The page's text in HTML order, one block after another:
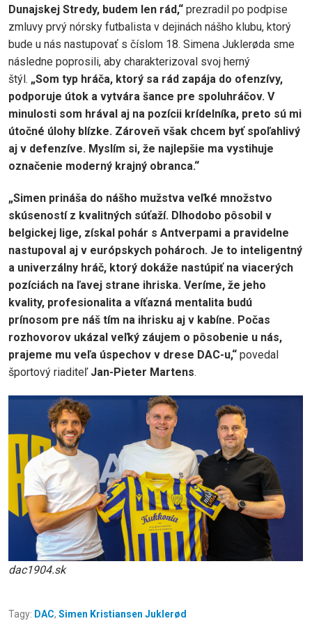
Dunajskej Stredy, budem len rád,“ prezradil po podpise
zmluvy prvý nórsky futbalista v dejinách nášho klubu, ktorý
bude u nás nastupovať s číslom 18. Simena Juklerøda sme
následne poprosili, aby charakterizoval svoj herný
štýl. „Som typ hráča, ktorý sa rád zapája do ofenzívy,
podporuje útok a vytvára šance pre spoluhráčov. V
minulosti som hrával aj na pozícii krídelníka, preto sú mi
útočné úlohy blízke. Zároveň však chcem byť spoľahlivý
aj v defenzíve. Myslím si, že najlepšie ma vystihuje
označenie moderný krajný obranca.“
„Simen prináša do nášho mužstva veľké množstvo
skúseností z kvalitných súťaží. Dlhodobo pôsobil v
belgickej lige, získal pohár s Antverpami a pravidelne
nastupoval aj v európskych pohároch. Je to inteligentný
a univerzálny hráč, ktorý dokáže nastúpiť na viacerých
pozíciách na ľavej strane ihriska. Veríme, že jeho
kvality, profesionalita a víťazná mentalita budú
prínosom pre náš tím na ihrisku aj v kabíne. Počas
rozhovorov ukázal veľký záujem o pôsobenie u nás,
prajeme mu veľa úspechov v drese DAC-u,“ povedal
športový riaditeľ Jan-Pieter Martens.
dac1904.sk
Tagy: DAC, Simen Kristiansen Juklerød